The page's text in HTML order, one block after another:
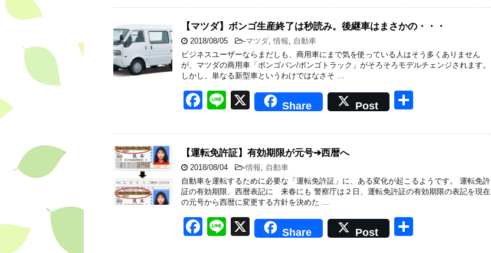
c
e
b
o
o
k
e
【マツダ】ボンゴ生産終了は秒読み。後継車はまさかの・・・
2018/08/05 -マツダ, 情報, 自動車
ビジネスユーザーならまだしも、商用車にまで気を使っている人はそう多くありません
が、マツダの商用車「ボンゴバン/ボンゴトラック」がそろそろモデルチェンジされます。
しかし、単なる新型車というわけではなさそ …
F
c
e
b
o
o
k
Li
e
X Share Post
【運転免許証】有効期限が元号➔西暦へ
2018/08/04 -情報, 自動車
自動車を運転するために必要な「運転免許証」に、ある変化が起こるようです。 運転免許
証の有効期限、西暦表記に 来春にも 警察庁は２日、運転免許証の有効期限の表記を現在
の元号から西暦に変更する方針を決めた …
F
Li
X Share Post